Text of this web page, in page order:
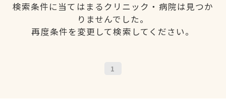
検索条件に当てはまるクリニック・病院は見つか
りませんでした。
再度条件を変更して検索してください。
1